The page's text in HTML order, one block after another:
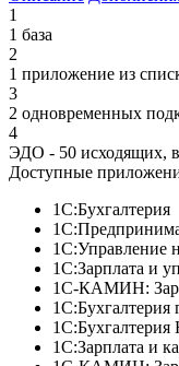
1
1 база
2
1 приложение из
3
2 одновременных
4
ЭДО - 50 исходящих,
Доступные
1C:Бухгалтерия
1С:Управление
1С:Зарплата и
1С-КАМИН:
1С:Бухгалтерия
1С:Зарплата и